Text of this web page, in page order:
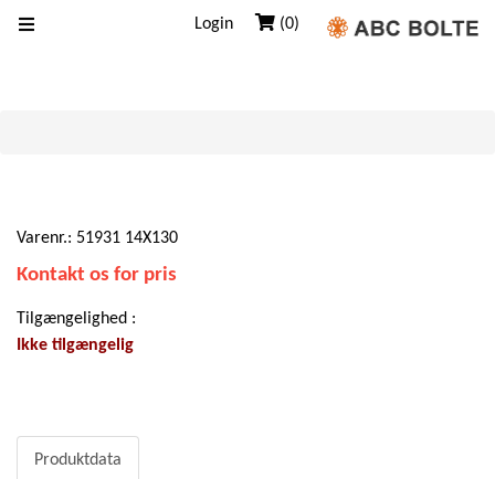
(0)
Login
Varenr.: 51931 14X130
Kontakt os for pris
Tilgængelighed :
Ikke tilgængelig
Produktdata